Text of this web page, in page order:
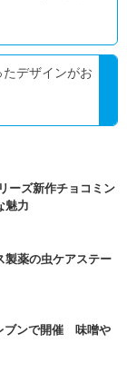
デザインがお
ーズ新作チョコミン
魅力
製薬の虫ケアステー
ブンで開催 味噌や